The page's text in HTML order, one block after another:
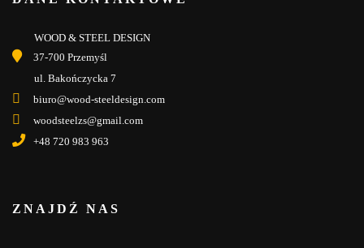
WOOD & STEEL DESIGN
37-700 Przemyśl
ul. Bakończycka 7
biuro@wood-steeldesign.com
woodsteelzs@gmail.com
+48 720 983 963
ZNAJDŹ NAS